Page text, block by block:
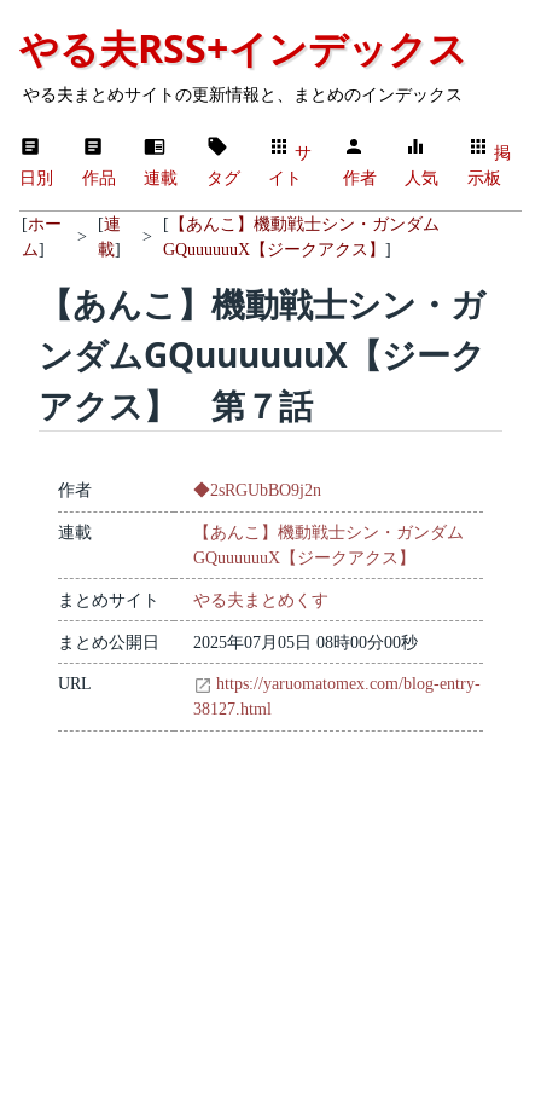
やる夫RSS+インデックス
やる夫まとめサイトの更新情報と、まとめのインデックス
日別 作品 連載 タグ
サ
イト
作者 人気
掲
示板
[ホー
ム]
>
[連
載]
>
[ 【あんこ】機動戦士シン・ガンダム
GQuuuuuuX【ジークアクス】]
【あんこ】機動戦士シン・ガ
ンダムGQuuuuuuX【ジーク
アクス】 第７話
作者 ◆2sRGUbBO9j2n
連載
【あんこ】機動戦士シン・ガンダム
GQuuuuuuX【ジークアクス】
まとめサイト やる夫まとめくす
まとめ公開日 2025年07月05日 08時00分00秒
URL
https://yaruomatomex.com/blog-entry-
38127.html